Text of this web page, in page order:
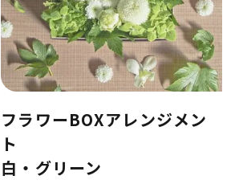
フラワーBOXアレンジメン
ト
白・グリーン